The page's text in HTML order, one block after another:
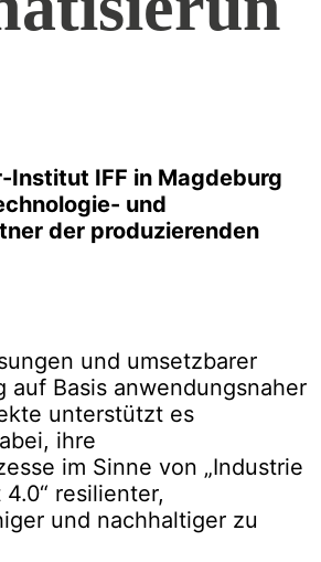
Institut IFF in Magdeburg
und
der produzierenden
und umsetzbarer
auf Basis anwendungsnaher
unterstützt es
ihre
im Sinne von „Industrie
4.0“ resilienter,
und nachhaltiger zu